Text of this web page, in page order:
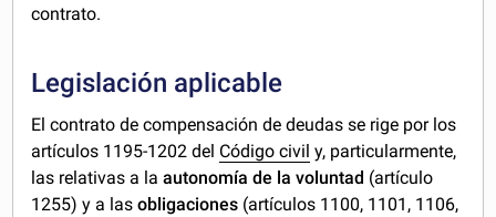
contrato.
Legislación aplicable
El contrato de compensación de deudas se rige por los
artículos 1195-1202 del Código civil y, particularmente,
las relativas a la autonomía de la voluntad (artículo
1255) y a lasobligaciones (artículos 1100, 1101, 1106,